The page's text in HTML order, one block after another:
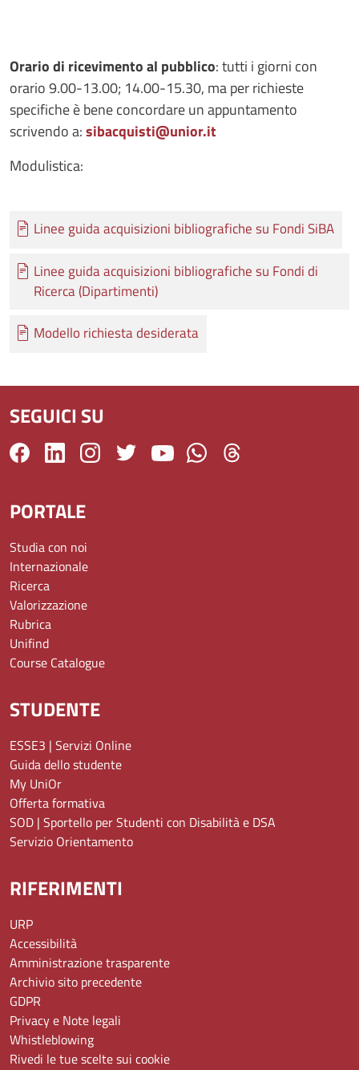
Orario di ricevimento al pubblico: tutti i giorni con
orario 9.00-13.00; 14.00-15.30, ma per richieste
specifiche è bene concordare un appuntamento
scrivendo a:sibacquisti@unior.it
Modulistica:
Documento
Linee guida acquisizioni bibliografiche su Fondi SiBA
Documento
Linee guida acquisizioni bibliografiche su Fondi di
Ricerca (Dipartimenti)
Documento
Modello richiesta desiderata
SEGUICI SU
PORTALE
Studia con noi
Internazionale
Ricerca
Valorizzazione
Rubrica
Unifind
Course Catalogue
STUDENTE
ESSE3 | Servizi Online
Guida dello studente
My UniOr
Offerta formativa
SOD | Sportello per Studenti con Disabilità e DSA
Servizio Orientamento
RIFERIMENTI
URP
Accessibilità
Amministrazione trasparente
Archivio sito precedente
GDPR
Privacy e Note legali
Whistleblowing
Rivedi le tue scelte sui cookie